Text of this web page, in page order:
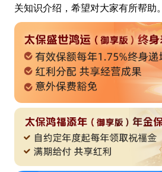
关知识介绍，希望对大家有所帮助。